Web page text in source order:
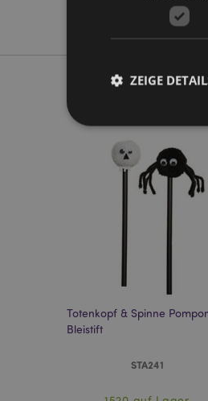
Totenkopf & Spinne
Bleistift
STA241
ZEIGE
Streng-
Ohne unbedingt
mage-cache-